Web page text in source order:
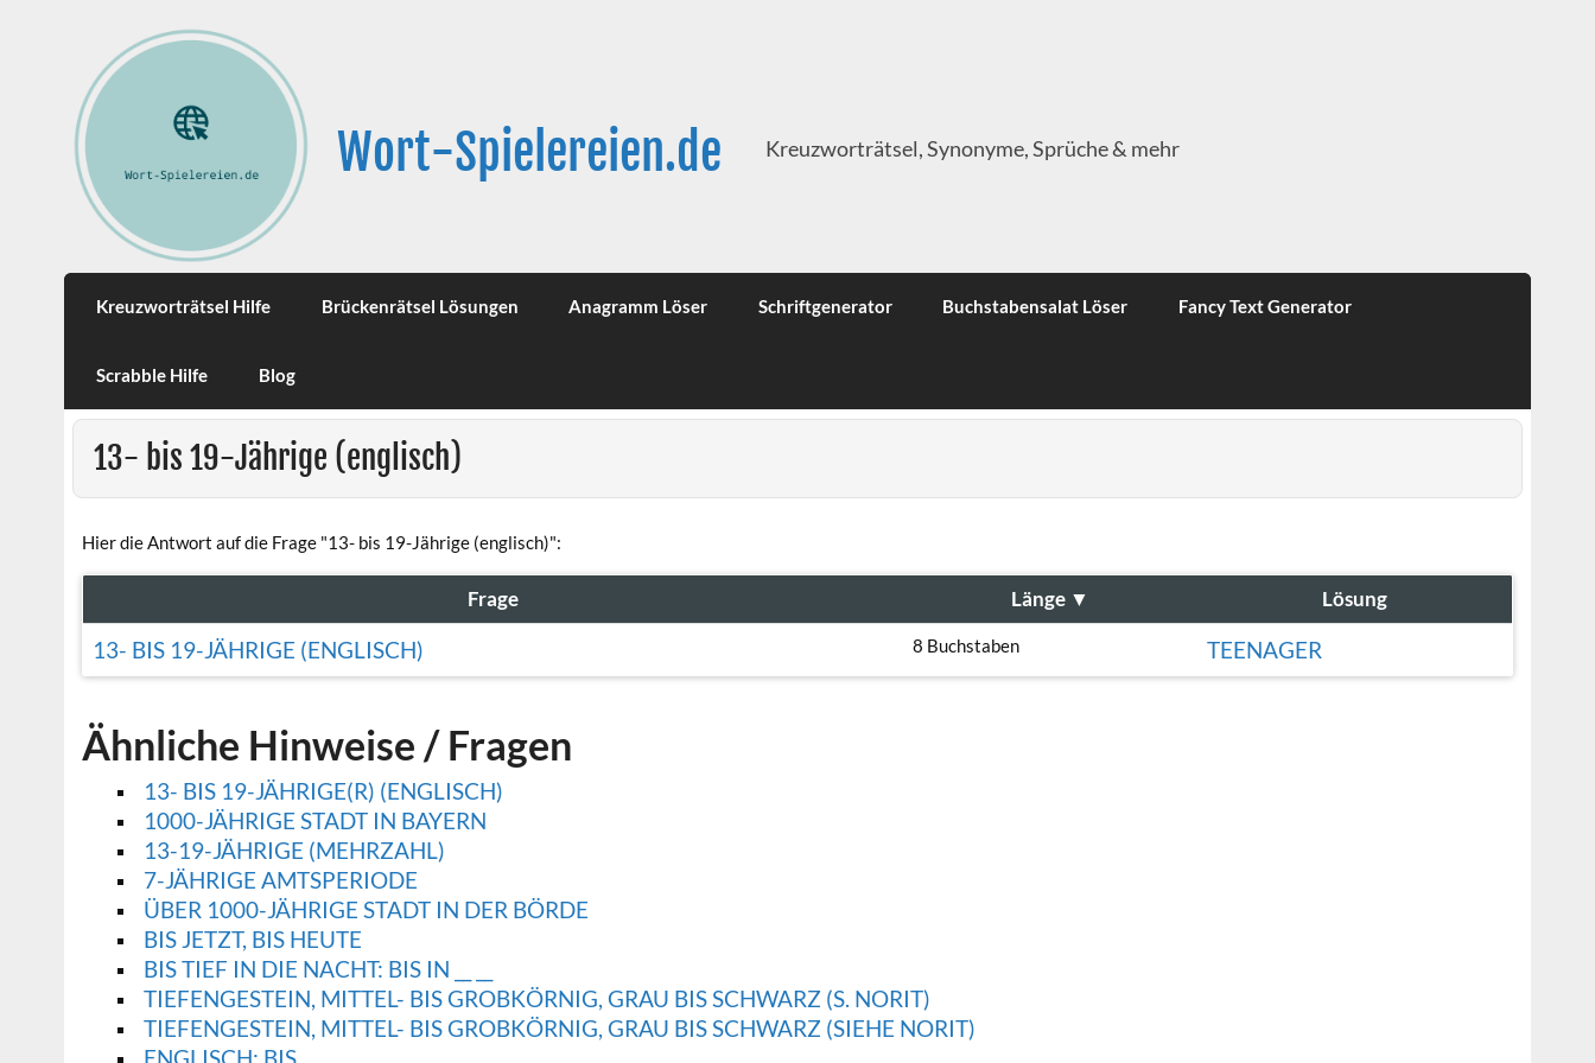
Wort-Spielereien.de Kreuzworträtsel, Synonyme, Sprüche & mehr
Kreuzworträtsel Hilfe Brückenrätsel Lösungen Anagramm Löser Schriftgenerator Buchstabensalat Löser Fancy Text Generator
Scrabble Hilfe Blog
13- bis 19-Jährige (englisch)
Hier die Antwort auf die Frage "13- bis 19-Jährige (englisch)":
Frage Länge ▼ Lösung
13- BIS 19-JÄHRIGE (ENGLISCH) 8 Buchstaben TEENAGER
Ähnliche Hinweise / Fragen
13- BIS 19-JÄHRIGE(R) (ENGLISCH)
1000-JÄHRIGE STADT IN BAYERN
13-19-JÄHRIGE (MEHRZAHL)
7-JÄHRIGE AMTSPERIODE
ÜBER 1000-JÄHRIGE STADT IN DER BÖRDE
BIS JETZT, BIS HEUTE
BIS TIEF IN DIE NACHT: BIS IN __ __
TIEFENGESTEIN, MITTEL- BIS GROBKÖRNIG, GRAU BIS SCHWARZ (S. NORIT)
TIEFENGESTEIN, MITTEL- BIS GROBKÖRNIG, GRAU BIS SCHWARZ (SIEHE NORIT)